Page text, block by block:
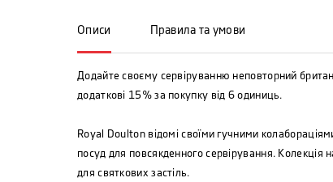
Описи Правила та умови
Додайте своєму сервіруванню неповторний
додаткові 15% за покупку від 6 одиниць.
Royal Doulton відомі своїми гучними
посуд для повсякденного сервірування.
для святкових застіль.